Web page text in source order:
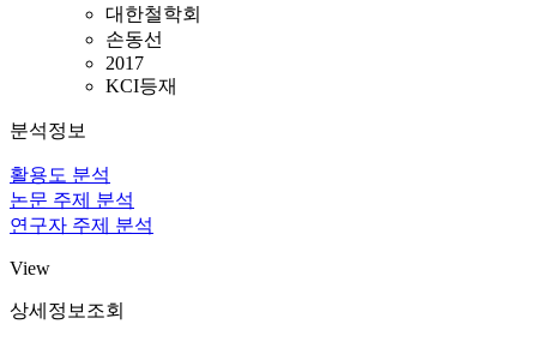
대한철학회
손동선
2017
KCI등재
분석정보
활용도 분석
논문 주제 분석
연구자 주제 분석
View
상세정보조회